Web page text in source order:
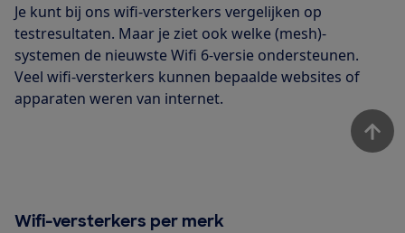
Je kunt bij ons wifi-versterkers vergelijken op
testresultaten. Maar je ziet ook welke (mesh)-
systemen de nieuwste Wifi 6-versie ondersteunen.
Veel wifi-versterkers kunnen bepaalde websites of
apparaten weren van internet.
Wifi-versterkers per merk